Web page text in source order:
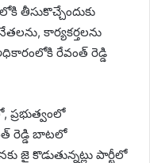
తీసుకొచ్చేందుకు
కార్యకర్తలను
రేవంత్ రెడ్డి
ప్రభుత్వంలో
రెడ్డి బాటలో
జై కొడుతున్నట్లు పార్టీలో